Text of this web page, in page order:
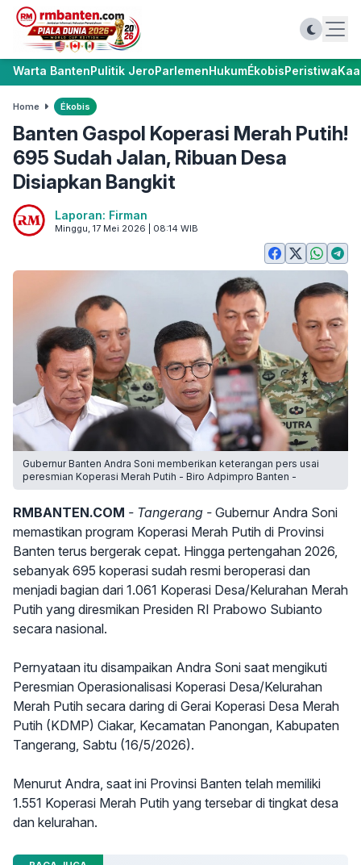
Warta BantenPulitik JeroParlemenHukumÉkobisPeristiwa
Home Ékobis
Banten Gaspol Koperasi Merah Putih!
695 Sudah Jalan, Ribuan Desa
Disiapkan Bangkit
Laporan: Firman
Minggu, 17 Mei 2026 | 08:14 WIB
Gubernur Banten Andra Soni memberikan keterangan pers usai
peresmian Koperasi Merah Putih - Biro Adpimpro Banten -
RMBANTEN.COM - Tangerang - Gubernur Andra Soni
memastikan program Koperasi Merah Putih di Provinsi
Banten terus bergerak cepat. Hingga pertengahan 2026,
sebanyak 695 koperasi sudah resmi beroperasi dan
menjadi bagian dari 1.061 Koperasi Desa/Kelurahan Merah
Putih yang diresmikan Presiden RI Prabowo Subianto
secara nasional.
Pernyataan itu disampaikan Andra Soni saat mengikuti
Peresmian Operasionalisasi Koperasi Desa/Kelurahan
Merah Putih secara daring di Gerai Koperasi Desa Merah
Putih (KDMP) Ciakar, Kecamatan Panongan, Kabupaten
Tangerang, Sabtu (16/5/2026).
Menurut Andra, saat ini Provinsi Banten telah memiliki
1.551 Koperasi Merah Putih yang tersebar di tingkat desa
dan kelurahan.